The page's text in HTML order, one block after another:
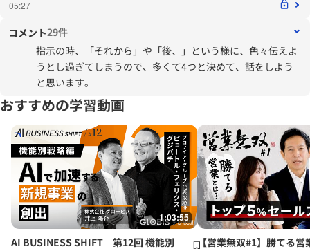
05:27
コメント29件
指示の時、「それから」や「後、」という様に、色々伝えよ
うとし過ぎてしまうので、多くて4つと決めて、話をしよう
と思います。
おすすめの学習動画
1:03:55
AI BUSINESS SHIFT 第12回 機能別
【営業無双#1】勝てる営